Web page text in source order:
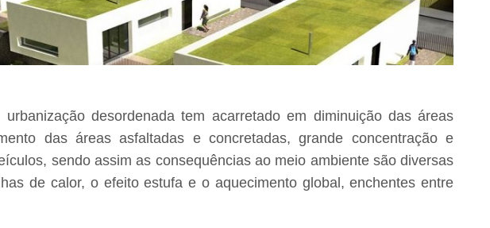
desordenada tem acarretado em diminuição das áreas
das áreas asfaltadas e concretadas, grande concentração e
sendo assim as consequências ao meio ambiente são diversas
de calor, o efeito estufa e o aquecimento global, enchentes entre